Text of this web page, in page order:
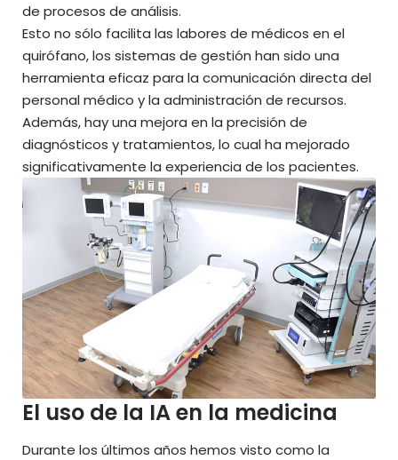
de procesos de análisis.
Esto no sólo facilita las labores de médicos en el
quirófano, los sistemas de gestión han sido una
herramienta eficaz para la comunicación directa del
personal médico y la administración de recursos.
Además, hay una mejora en la precisión de
diagnósticos y tratamientos, lo cual ha mejorado
significativamente la experiencia de los pacientes.
El uso de la IA en la medicina
Durante los últimos años hemos visto como la